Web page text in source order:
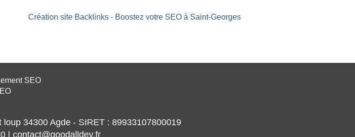
Création site Backlinks - Boostez votre SEO à Saint-Georges
SEO
34300 Agde - SIRET : 89933107800019
| contact@goodalldev.fr